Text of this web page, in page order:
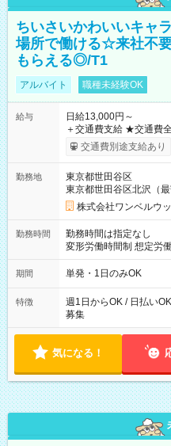
ちいさいかわいいキャ
場所で働ける☆来社不
もらえる◎/T1
アルバイト 職種未経験OK
給与
日給13,000円～
＋交通費支給 ★交通費全額支給！ ┗案件により規定あり ★日払
いOK！（規定あり） ┗
ンビニATMから 日払い分を引
交通費別途支給あり
勤務地
東京都世田谷区
東京都世田谷区北沢（最
株式会社ワンベルウ
勤務時間
勤務時間は指定なし
変形労働時間制 想定労働時間160時間
～21：00
期間 単発・1日のみOK
特徴
週1日からOK / 日払い
募集
気になる！